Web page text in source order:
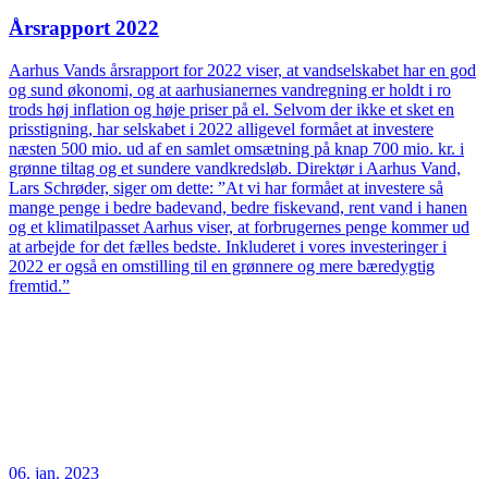
Årsrapport 2022
Aarhus Vands årsrapport for 2022 viser, at vandselskabet har en god
og sund økonomi, og at aarhusianernes vandregning er holdt i ro
trods høj inflation og høje priser på el. Selvom der ikke et sket en
prisstigning, har selskabet i 2022 alligevel formået at investere
næsten 500 mio. ud af en samlet omsætning på knap 700 mio. kr. i
grønne tiltag og et sundere vandkredsløb. Direktør i Aarhus Vand,
Lars Schrøder, siger om dette: ”At vi har formået at investere så
mange penge i bedre badevand, bedre fiskevand, rent vand i hanen
og et klimatilpasset Aarhus viser, at forbrugernes penge kommer ud
at arbejde for det fælles bedste. Inkluderet i vores investeringer i
2022 er også en omstilling til en grønnere og mere bæredygtig
fremtid.”
06. jan. 2023